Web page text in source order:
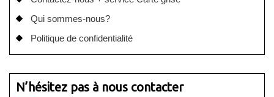
Qui sommes-nous?
Politique de confidentialité
N’hésitez pas à nous contacter